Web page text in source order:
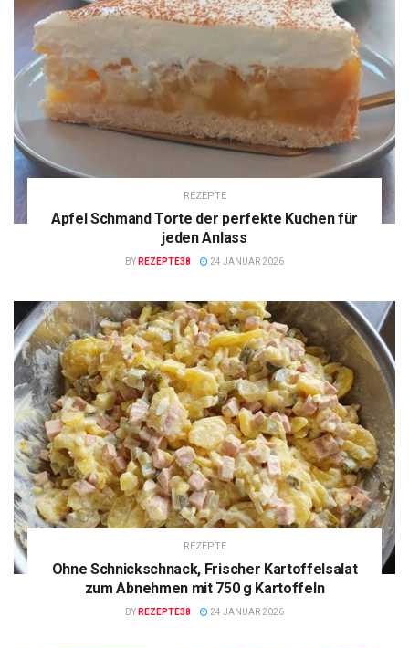
REZEPTE
Apfel Schmand Torte der perfekte Kuchen für
jeden Anlass
BY REZEPTE38 24 JANUAR 2026
REZEPTE
Ohne Schnickschnack, Frischer Kartoffelsalat
zum Abnehmen mit 750 g Kartoffeln
BY REZEPTE38 24 JANUAR 2026